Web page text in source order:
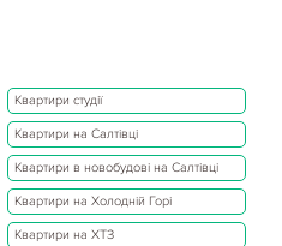
Квартири студії
Квартири на Салтівці
Квартири в новобудові на Салтівці
Квартири на Холодній Горі
Квартири на ХТЗ